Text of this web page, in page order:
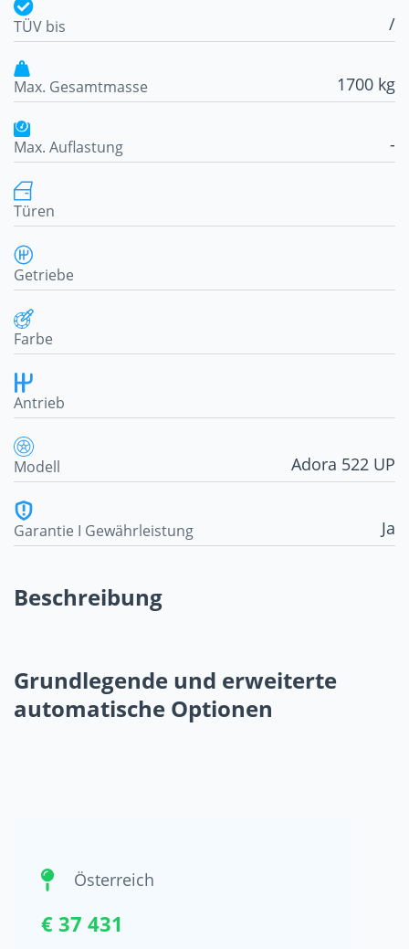
TÜV bis /
Max. Gesamtmasse 1700 kg
Max. Auflastung -
Türen
Getriebe
Farbe
Antrieb
Modell Adora 522 UP
Garantie I Gewährleistung Ja
Beschreibung
Grundlegende und erweiterte
automatische Optionen
Österreich
€ 37 431